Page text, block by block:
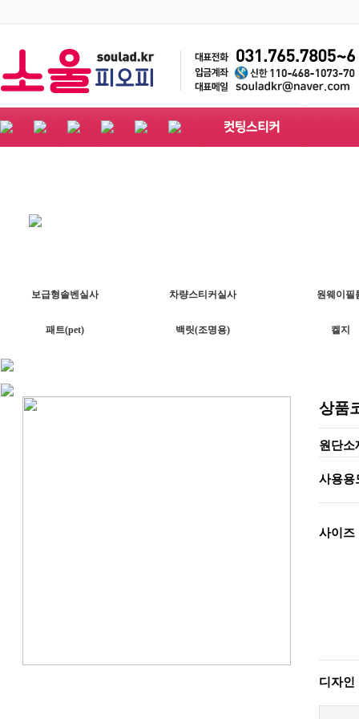
보급형솔벤실사 차량스티커실사 원웨이필
패트(pet) 백릿(조명용) 켈지
상품
원단소
사용용
사이즈
디자인